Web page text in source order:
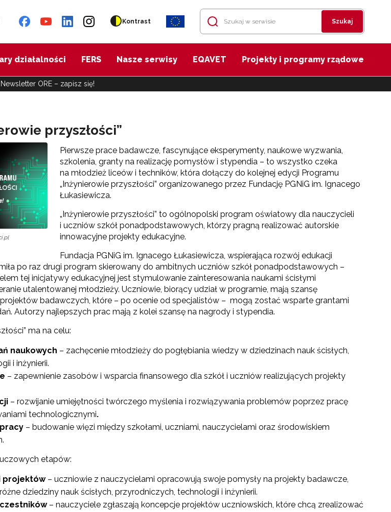
Kontrast Szukaj
działalności FERS Nasze serwisy EQAVET Projekty i programy rządowe
Newsletter ORE – zapisz się!
przyszłości”
Pierwsze prace badawcze, fascynujące eksperymenty, naukowe wyzwania,
szkolenia, granty na realizację pomysłów i stypendia – to wszystko czeka
na młodzież liceów i techników, która dołączy do kolejnej edycji Programu
„Inżynierowie przyszłości” organizowanego przez Fundację PGNiG im. Ignacego
Łukasiewicza.
„Inżynierowie przyszłości” to ogólnopolski program oświatowy dla nauczycieli
i uczniów szkół ponadpodstawowych, którzy pragną realizować autorskie
innowacyjne projekty edukacyjne.
Fundacja PGNiG im. Ignacego Łukasiewicza, wspierająca rozwój edukacji
po raz drugi program skierowany do ambitnych uczniów szkół ponadpodstawowych –
tej inicjatywy edukacyjnej jest stymulowanie zainteresowania naukami ścisłymi
utalentowanej młodzieży. Uczniowie, biorący udział w programie, mają szansę
badawczych, które – po ocenie od specjalistów – mogą zostać wsparte grantami
Autorzy najlepszych prac mają z kolei szansę na nagrody i stypendia.
ma na celu:
naukowych – zachęcenie młodzieży do pogłębiania wiedzy w dziedzinach nauk ścisłych,
i inżynierii.
– zapewnienie zasobów i wsparcia finansowego dla szkół i uczniów realizujących projekty
– rozwijanie umiejętności twórczego myślenia i rozwiązywania problemów poprzez pracę
technologicznymi.
– budowanie więzi między szkołami, uczniami, nauczycielami oraz środowiskiem
etapów:
projektów– uczniowie z nauczycielami opracowują swoje pomysły na projekty badawcze,
dziedziny nauk ścisłych, przyrodniczych, technologii i inżynierii.
– nauczyciele zgłaszają koncepcje projektów uczniowskich, które chcą zrealizować